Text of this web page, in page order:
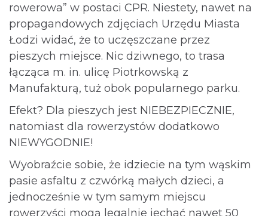
rowerowa” w postaci CPR. Niestety, nawet na
propagandowych zdjęciach Urzędu Miasta
Łodzi widać, że to uczęszczane przez
pieszych miejsce. Nic dziwnego, to trasa
łącząca m. in. ulicę Piotrkowską z
Manufakturą, tuż obok popularnego parku.
Efekt? Dla pieszych jest NIEBEZPIECZNIE,
natomiast dla rowerzystów dodatkowo
NIEWYGODNIE!
Wyobraźcie sobie, że idziecie na tym wąskim
pasie asfaltu z czwórką małych dzieci, a
jednocześnie w tym samym miejscu
rowerzyści mogą legalnie jechać nawet 50